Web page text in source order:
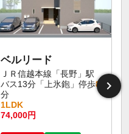
ベルリード
ＪＲ信越本線「長野」駅
バス13分「上氷鉋」停歩8
分
1LDK
74,000円